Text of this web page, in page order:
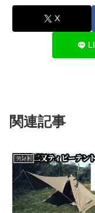
X
関連記事
テント